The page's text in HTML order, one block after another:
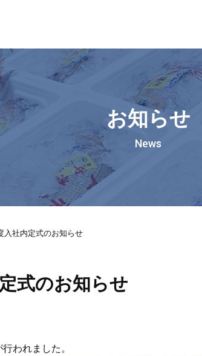
お知らせ
News
入社内定式のお知らせ
式のお知らせ
われました。